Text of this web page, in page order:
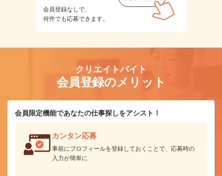
会員登録なしで、
何件でも応募できます。
クリエイトバイト
会員登録のメリット
会員限定機能であなたの仕事探しをアシスト！
カンタン応募
事前にプロフィールを登録しておくことで、応募時の
入力が簡単に